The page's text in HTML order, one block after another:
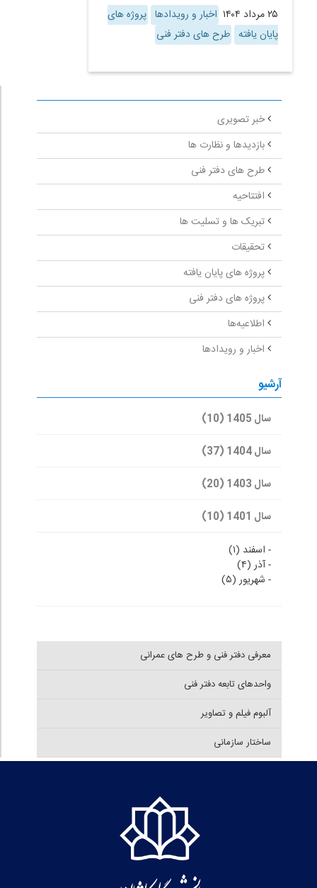
۲۵ مرداد ۱۴۰۴ اخبار و رویدادها پروژه های
پایان یافته طرح های دفتر فنی
خبر تصویری
بازدیدها و نظارت ها
طرح های دفتر فنی
افتتاحیه
تبریک ها و تسلیت ها
تحقیقات
پروژه های پایان یافته
پروژه های دفتر فنی
اطلاعیه‌ها
اخبار و رویدادها
آرشیو
سال 1405 (10)
سال 1404 (37)
سال 1403 (20)
سال 1401 (10)
- اسفند (۱)
-آذر (۴)
- شهریور (۵)
معرفی دفتر فنی و طرح های عمرانی
واحدهای تابعه دفتر فنی
آلبوم فیلم و تصاویر
ساختار سازمانی